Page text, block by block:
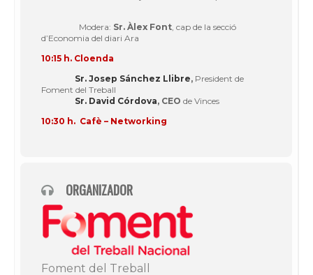
Modera: Sr. Àlex Font , cap de la secció
d’Economia del diari Ara
10:15 h. Cloenda
Sr. Josep Sánchez Llibre, President de
Foment del Treball
Sr. David Córdova, CEO de Vinces
10:30 h. Cafè – Networking
ORGANIZADOR
Foment del Treball